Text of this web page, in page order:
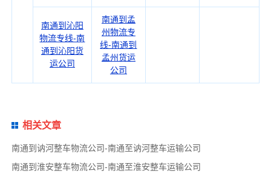
南通到沁阳
物流专线-南
通到沁阳货
运公司
南通到孟
州物流专
线-南通到
孟州货运
公司
相关文章
南通到讷河整车物流公司-南通至讷河整车运输公司
南通到淮安整车物流公司-南通至淮安整车运输公司